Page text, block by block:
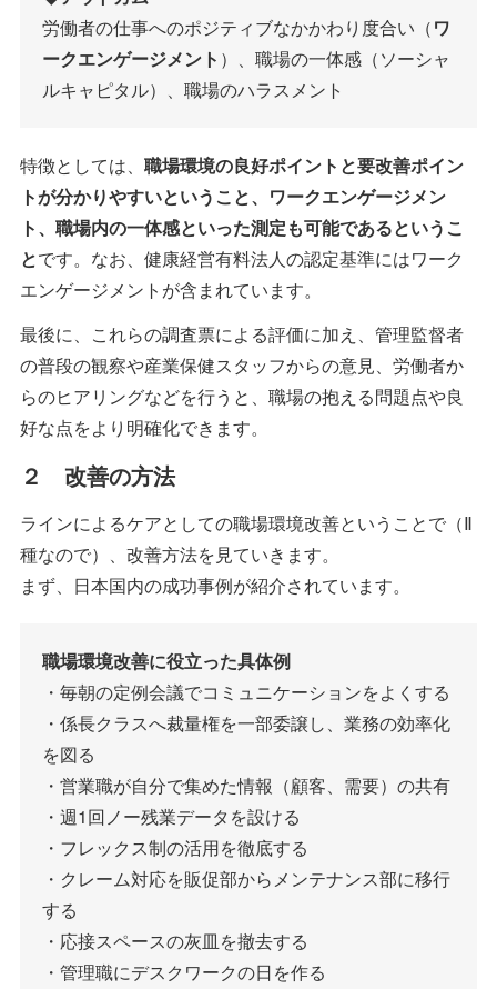
労働者の仕事へのポジティブなかかわり度合い（ワ
ークエンゲージメント ）、職場の一体感（ソーシャ
ルキャピタル）、職場のハラスメント
特徴としては、 職場環境の良好ポイントと要改善ポイン
トが分かりやすいということ、ワークエンゲージメン
ト、職場内の一体感といった測定も可能であるというこ
とです。なお、健康経営有料法人の認定基準にはワーク
エンゲージメントが含まれています。
最後に、これらの調査票による評価に加え、管理監督者
の普段の観察や産業保健スタッフからの意見、労働者か
らのヒアリングなどを行うと、職場の抱える問題点や良
好な点をより明確化できます。
２ 改善の方法
ラインによるケアとしての職場環境改善ということで（Ⅱ
種なので）、改善方法を見ていきます。
まず、日本国内の成功事例が紹介されています。
職場環境改善に役立った具体例
・毎朝の定例会議でコミュニケーションをよくする
・係長クラスへ裁量権を一部委譲し、業務の効率化
を図る
・営業職が自分で集めた情報（顧客、需要）の共有
・週1回ノー残業データを設ける
・フレックス制の活用を徹底する
・クレーム対応を販促部からメンテナンス部に移行
する
・応接スペースの灰皿を撤去する
・管理職にデスクワークの日を作る